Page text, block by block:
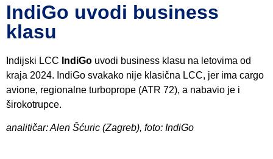
IndiGo uvodi business
klasu
Indijski LCC IndiGo uvodi business klasu na letovima od
kraja 2024. IndiGo svakako nije klasična LCC, jer ima cargo
avione, regionalne turboprope (ATR 72), a nabavio je i
širokotrupce.
analitičar: Alen Šćuric (Zagreb), foto: IndiGo